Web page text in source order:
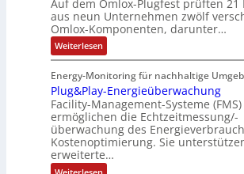
u
g
F
e
s
t
S
c
h
i
n
e
n
-
N
e
t
e
r
e
a
l
t
e
n
a
t
o
n
k
o
m
b
i
n
a
c
h
e
n
s
t
i
e
e
i
n
g
t
d
a
s
S
e
t
u
p
Auf dem Omlox-Plugfest prüften 21
aus neun Unternehmen zwölf
Omlox-Komponenten, darunter…
Weiterlesen:
E
f
o
l
g
r
e
i
c
h
Energy-Monitoring für nachhaltige
Plug&Play-Energieüberwachung
Facility-Management-Systeme (FMS)
ermöglichen die Echtzeitmessung/-
überwachung des
Kostenoptimierung. Sie
erweiterte…
: